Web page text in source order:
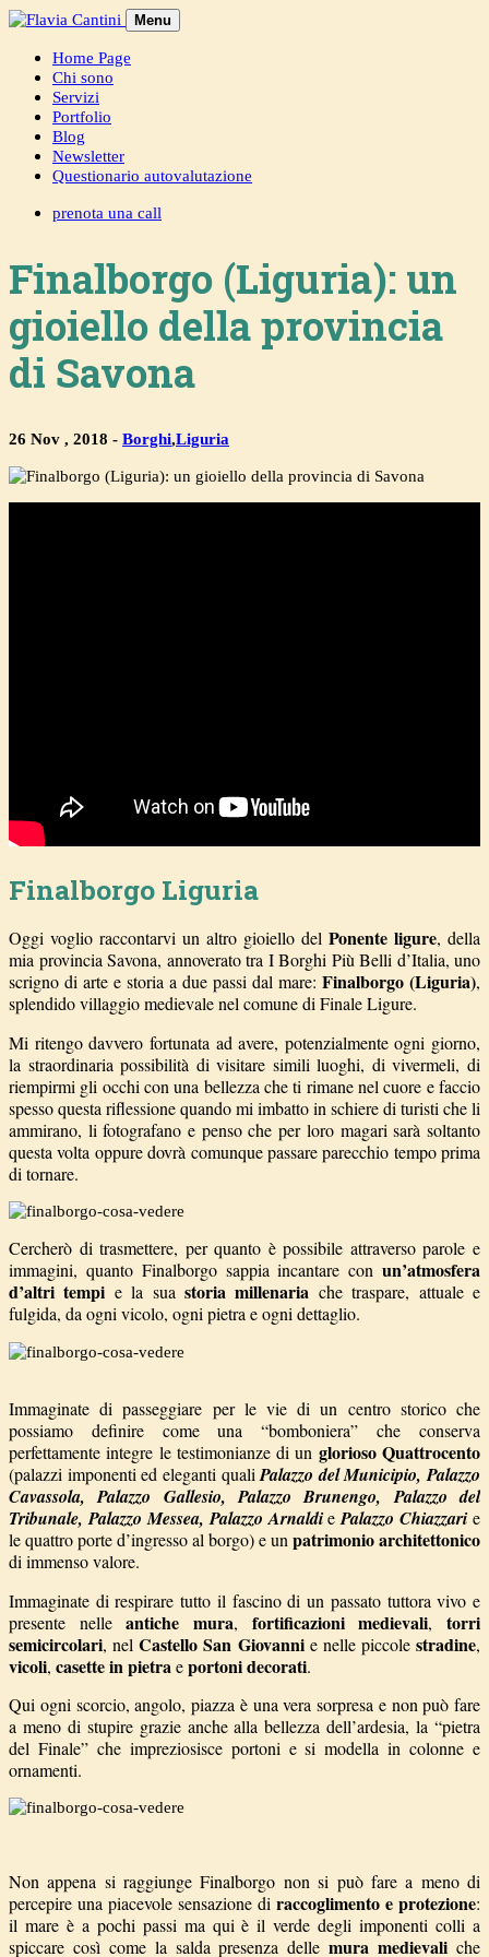
Skip
content
Menu
Home Page
Chi sono
Servizi
Portfolio
Blog
Newsletter
Questionario autovalutazione
prenota una call
Finalborgo (Liguria): un
gioiello della provincia
di Savona
26 Nov , 2018 - Borghi,Liguria
Finalborgo Liguria
Oggi voglio raccontarvi un altro gioiello del Ponente ligure, della
mia provincia Savona, annoverato tra I Borghi Più Belli d’Italia, uno
scrigno di arte e storia a due passi dal mare: Finalborgo (Liguria),
splendido villaggio medievale nel comune di Finale Ligure.
Mi ritengo davvero fortunata ad avere, potenzialmente ogni giorno,
la straordinaria possibilità di visitare simili luoghi, di vivermeli, di
riempirmi gli occhi con una bellezza che ti rimane nel cuore e faccio
spesso questa riflessione quando mi imbatto in schiere di turisti che li
ammirano, li fotografano e penso che per loro magari sarà soltanto
questa volta oppure dovrà comunque passare parecchio tempo prima
di tornare.
Cercherò di trasmettere, per quanto è possibile attraverso parole e
immagini, quanto Finalborgo sappia incantare con un’atmosfera
d’altri tempi e la suastoria millenaria che traspare, attuale e
fulgida, da ogni vicolo, ogni pietra e ogni dettaglio.
Immaginate di passeggiare per le vie di un centro storico che
possiamo definire come una “bomboniera” che conserva
perfettamente integre le testimonianze di un glorioso Quattrocento
(palazzi imponenti ed eleganti qualiPalazzo del Municipio, Palazzo
Cavassola, Palazzo Gallesio, Palazzo Brunengo, Palazzo del
Tribunale, Palazzo Messea, Palazzo Arnaldi e Palazzo Chiazzari e
le quattro porte d’ingresso al borgo) e unpatrimonio architettonico
di immenso valore.
Immaginate di respirare tutto il fascino di un passato tuttora vivo e
presente nelleantiche mura, fortificazioni medievali,torri
semicircolari, nelCastello San Giovannie nelle piccolestradine,
vicoli, casette in pietraeportoni decorati.
Qui ogni scorcio, angolo, piazza è una vera sorpresa e non può fare
a meno di stupire grazie anche alla bellezza dell’ardesia, la “pietra
del Finale” che impreziosisce portoni e si modella in colonne e
ornamenti.
Non appena si raggiunge Finalborgo non si può fare a meno di
percepire una piacevole sensazione di raccoglimento e protezione:
il mare è a pochi passi ma qui è il verde degli imponenti colli a
spiccare così come la salda presenza dellemura medievali che